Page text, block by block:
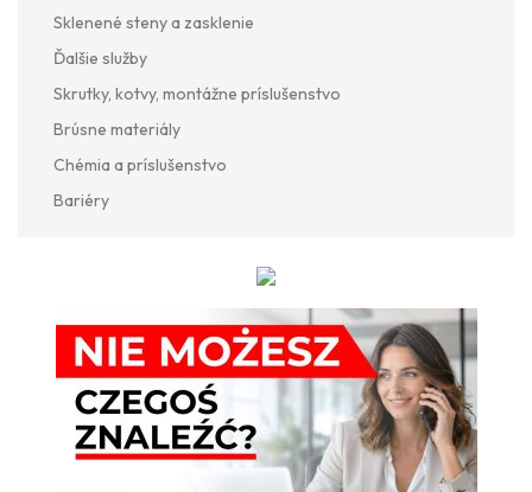
Sklenené steny a zasklenie
Ďalšie služby
Skrutky, kotvy, montážne príslušenstvo
Brúsne materiály
Chémia a príslušenstvo
Bariéry